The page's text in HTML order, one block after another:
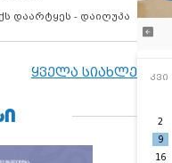
დაარტყეს - დაიღუპა
ყველა სიახლე კვი
2
9
16